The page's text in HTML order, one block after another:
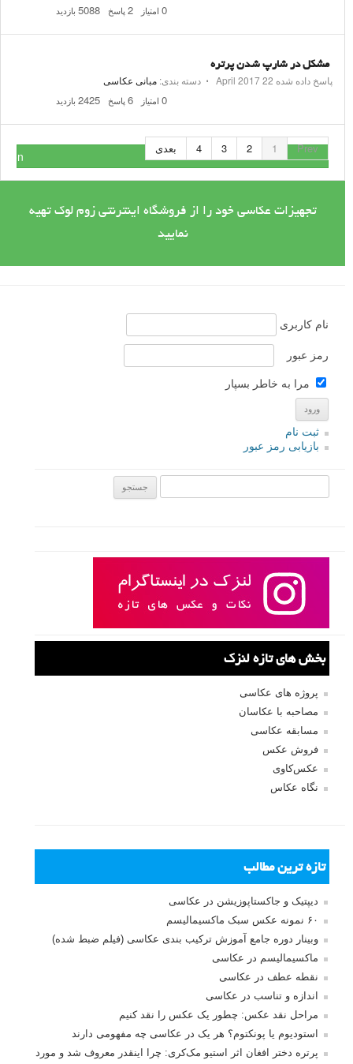
5088 بازدید 2 پاسخ 0 امتیاز
مشکل در شارپ شدن پرتره
پاسخ داده شده 22 April 2017
⋅ دسته بندی: مبانی عکاسی
2425 بازدید 6 پاسخ 0 امتیاز
Prev
1
2
3
4 بعدی
تجهیزات عکاسی خود را از فروشگاه اینترنتی زوم لوک تهیه
نمایید
نام کاربری
رمز عبور
مرا به خاطر بسپار
ثبت نام
بازیابی رمز عبور
بخش های تازه لنزک
پروژه های عکاسی
مصاحبه با عکاسان
مسابقه عکاسی
فروش عکس
عکس‌کاوی
نگاه عکاس
تازه ترین مطالب
دیپتیک و جاکستا‌پوزیشن در عکاسی
۶۰ نمونه عکس سبک ماکسیمالیسم
وبینار دوره جامع آموزش ترکیب بندی عکاسی (فیلم ضبط شده)
ماکسیمالیسم در عکاسی
نقطه عطف در عکاسی
اندازه و تناسب در عکاسی
مراحل نقد عکس: چطور یک عکس را نقد کنیم
استودیوم یا پونکتوم؟ هر یک در عکاسی چه مفهومی دارند
پرتره دختر افغان اثر استیو مک‌کری: چرا اینقدر معروف شد و مورد